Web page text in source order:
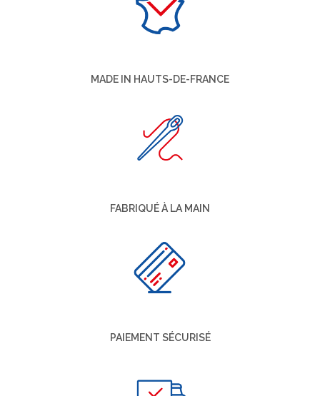
MADE IN HAUTS-DE-FRANCE
FABRIQUÉ À LA MAIN
PAIEMENT SÉCURISÉ